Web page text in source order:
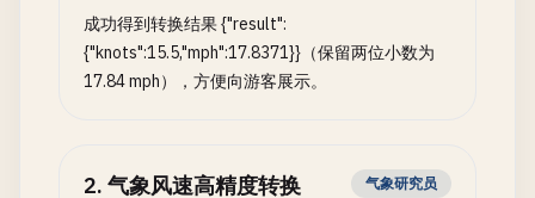
成功得到转换结果 {"result":
{"knots":15.5,"mph":17.8371}}（保留两位小数为
17.84 mph），方便向游客展示。
2. 气象风速高精度转换 气象研究员